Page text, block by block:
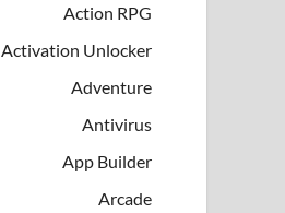
Action RPG
Activation Unlocker
Adventure
Antivirus
App Builder
Arcade